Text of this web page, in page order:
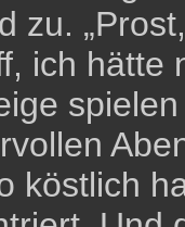
zu.
ich hätte
köstlich